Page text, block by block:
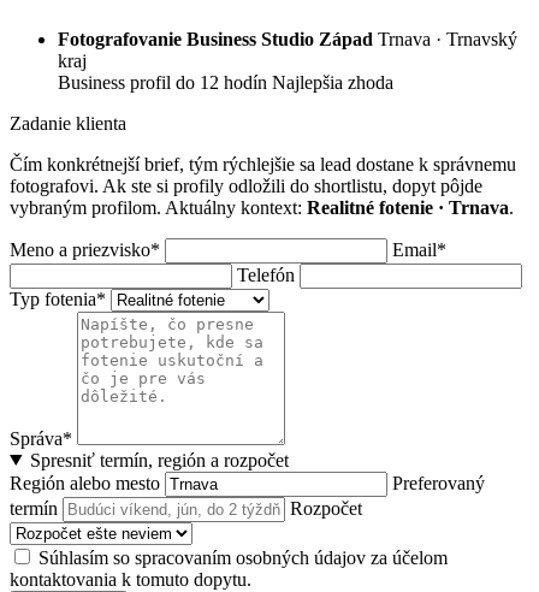
Fotografovanie Business Studio Západ Trnava · Trnavský
kraj
Business profil do 12 hodín Najlepšia zhoda
Zadanie klienta
Čím konkrétnejší brief, tým rýchlejšie sa lead dostane k správnemu
fotografovi. Ak ste si profily odložili do shortlistu, dopyt pôjde
vybraným profilom. Aktuálny kontext: Realitné fotenie · Trnava.
Meno a priezvisko*
Email*
Telefón
Typ fotenia*
Správa*
Spresniť termín, región a rozpočet
Región alebo mesto
Preferovaný
termín
Rozpočet
Súhlasím so spracovaním osobných údajov za účelom
kontaktovania k tomuto dopytu.